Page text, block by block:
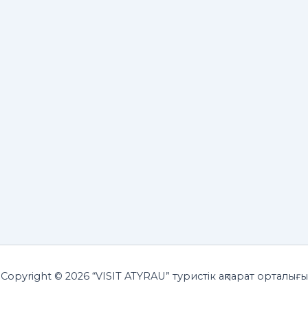
Copyright © 2026 “VISIT ATYRAU” туристік ақпарат орталығы